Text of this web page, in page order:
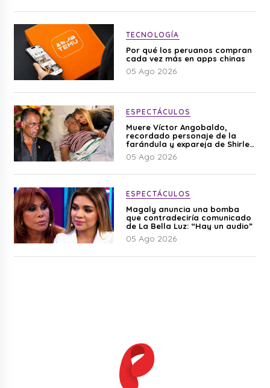
TECNOLOGÍA
Por qué los peruanos compran
cada vez más en apps chinas
05 Ago 2026
ESPECTÁCULOS
Muere Víctor Angobaldo,
recordado personaje de la
farándula y expareja de Shirley
Cherres
05 Ago 2026
ESPECTÁCULOS
Magaly anuncia una bomba
que contradeciría comunicado
de La Bella Luz: “Hay un audio”
05 Ago 2026